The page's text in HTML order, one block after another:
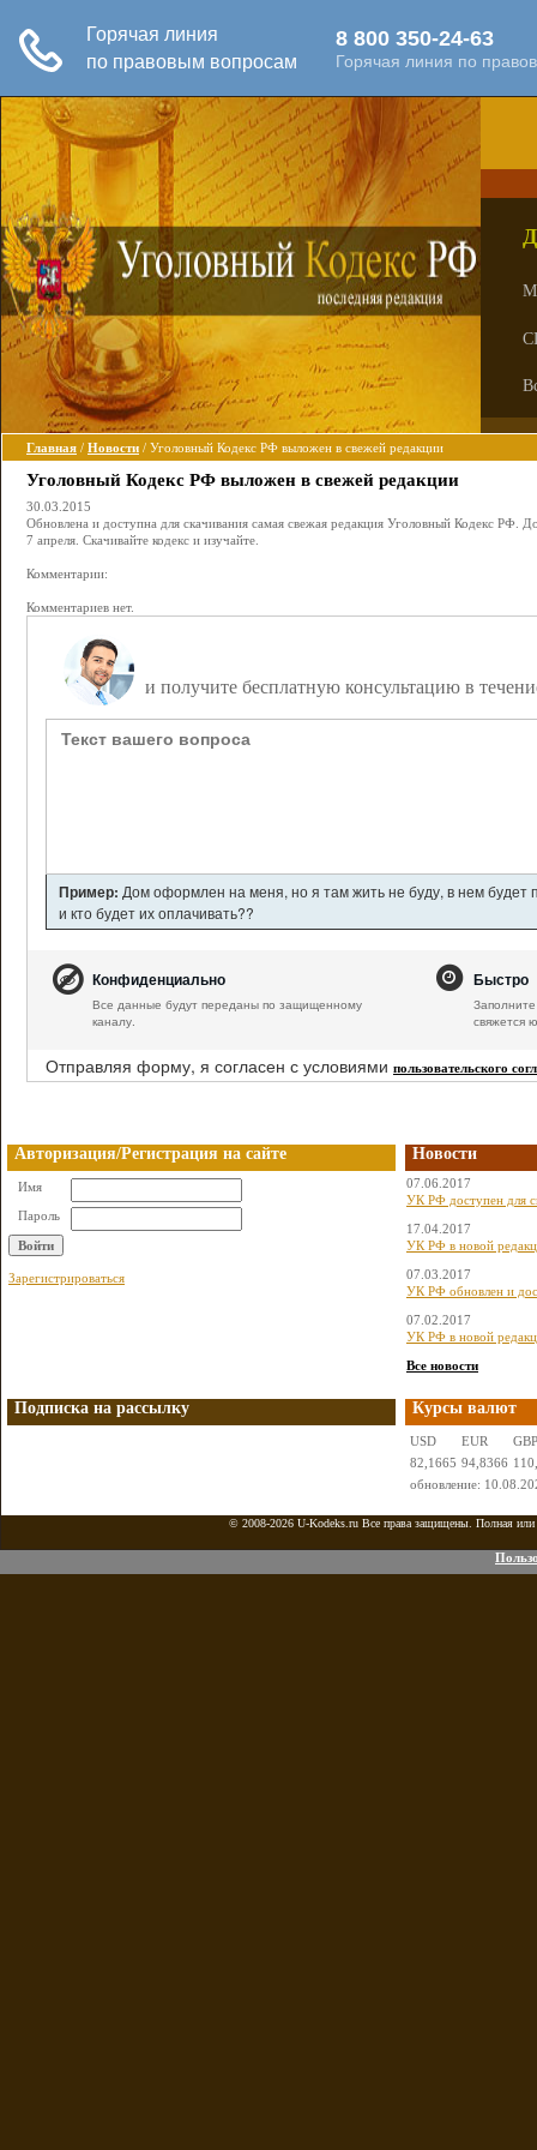
Главная / Новости / Уголовный Кодекс РФ выложен в свежей редакции
Уголовный Кодекс РФ выложен в свежей редакции
30.03.2015
Обновлена и доступна для скачивания самая свежая редакция Уголовный Кодекс РФ.
7 апреля. Скачивайте кодекс и изучайте.
Комментарии:
Комментариев нет.
и получите бесплатную консультацию в
Пример: Дом оформлен на меня, но я там жить не буду, в нем будет
и кто будет их оплачивать??
Конфиденциально
Все данные будут переданы по защищенному
каналу.
Быстро
свяжется
Отправляя форму, я согласен с условиями пользовательского
Авторизация/Регистрация на сайте
Имя
Пароль
Зарегистрироваться
Новости
07.06.2017
УК РФ доступен для
17.04.2017
УК РФ в новой
07.03.2017
УК РФ обновлен и
07.02.2017
УК РФ в новой
Все новости
Подписка на рассылку Курсы валют
USD EUR
GBP
82,1665 94,8366
обновление:
© 2008-2026 U-Kodeks.ru Все права защищены. Полная или